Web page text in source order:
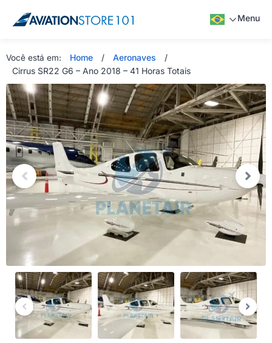
Menu
Você está em: Home / Aeronaves
/
Cirrus SR22 G6 – Ano 2018 – 41 Horas Totais